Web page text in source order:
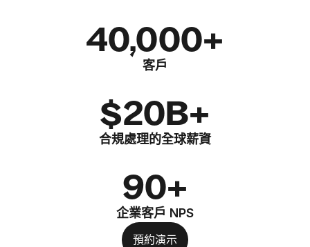
40,000+
客戶
$20B+
合規處理的全球薪資
90+
企業客戶 NPS
預約演示